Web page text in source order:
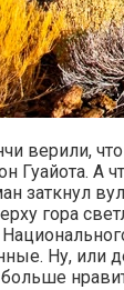
верили,
Гуайота. А
заткнул
гора
Ну, или